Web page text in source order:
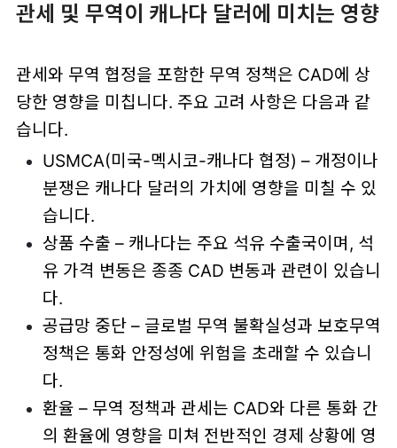
관세 및 무역이 캐나다 달러에 미치는 영향
관세와 무역 협정을 포함한 무역 정책은 CAD에 상
당한 영향을 미칩니다. 주요 고려 사항은 다음과 같
습니다.
USMCA(미국-멕시코-캐나다 협정) – 개정이나
분쟁은 캐나다 달러의 가치에 영향을 미칠 수 있
습니다.
상품 수출 – 캐나다는 주요 석유 수출국이며, 석
유 가격 변동은 종종 CAD 변동과 관련이 있습니
다.
공급망 중단 – 글로벌 무역 불확실성과 보호무역
정책은 통화 안정성에 위험을 초래할 수 있습니
다.
환율 – 무역 정책과 관세는 CAD와 다른 통화 간
의 환율에 영향을 미쳐 전반적인 경제 상황에 영